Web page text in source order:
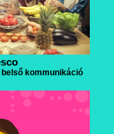
belső kommunikáció